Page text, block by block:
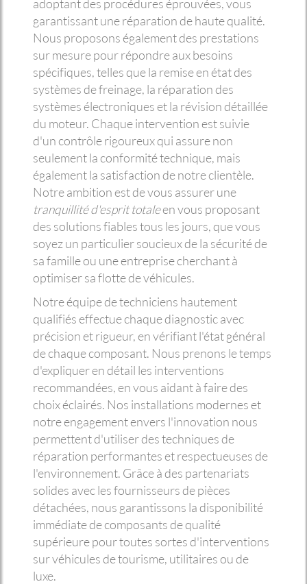
adoptant des procédures éprouvées, vous
garantissant une réparation de haute qualité.
Nous proposons également des prestations
sur mesure pour répondre aux besoins
spécifiques, telles que la remise en état des
systèmes de freinage, la réparation des
systèmes électroniques et la révision détaillée
du moteur. Chaque intervention est suivie
d'un contrôle rigoureux qui assure non
seulement la conformité technique, mais
également la satisfaction de notre clientèle.
Notre ambition est de vous assurer une
tranquillité d'esprit totaleen vous proposant
des solutions fiables tous les jours, que vous
soyez un particulier soucieux de la sécurité de
sa famille ou une entreprise cherchant à
optimiser sa flotte de véhicules.
Notre équipe de techniciens hautement
qualifiés effectue chaque diagnostic avec
précision et rigueur, en vérifiant l'état général
de chaque composant. Nous prenons le temps
d'expliquer en détail les interventions
recommandées, en vous aidant à faire des
choix éclairés. Nos installations modernes et
notre engagement envers l'innovation nous
permettent d'utiliser des techniques de
réparation performantes et respectueuses de
l'environnement. Grâce à des partenariats
solides avec les fournisseurs de pièces
détachées, nous garantissons la disponibilité
immédiate de composants de qualité
supérieure pour toutes sortes d'interventions
sur véhicules de tourisme, utilitaires ou de
luxe.